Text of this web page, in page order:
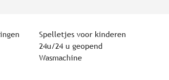
Spelletjes voor kinderen
24u/24 u geopend
Wasmachine